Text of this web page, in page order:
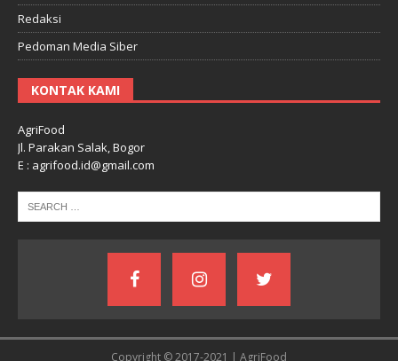
Redaksi
Pedoman Media Siber
KONTAK KAMI
AgriFood
Jl. Parakan Salak, Bogor
E : agrifood.id@gmail.com
Copyright © 2017-2021 | AgriFood